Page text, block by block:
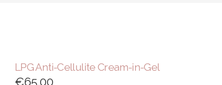
LPG Anti-Cellulite Cream-in-Gel
€65.00